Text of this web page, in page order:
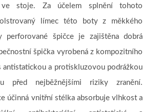
stoje. Za účelem splnění tohoto
límec této boty z měkkého
perforované špičce je zajištěna dobrá
špička vyrobená z kompozitního
antistatickou a protiskluzovou podrážkou
před nejběžnějšími riziky zranění.
účinná vnitřní stélka absorbuje vlhkost a